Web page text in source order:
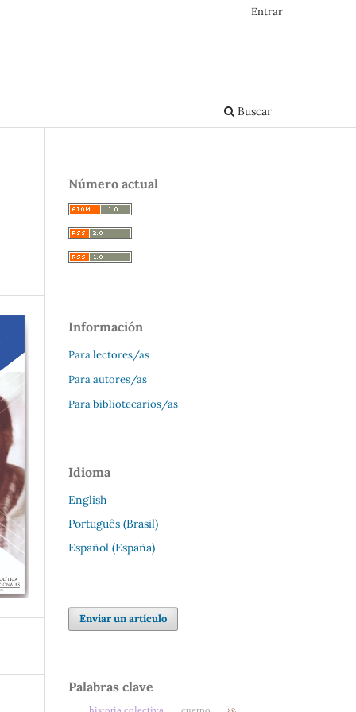
Buscar
Entrar
Número actual
Información
Para lectores/as
Para autores/as
Para bibliotecarios/as
Idioma
English
Português (Brasil)
Español (España)
Enviar un artículo
Palabras clave